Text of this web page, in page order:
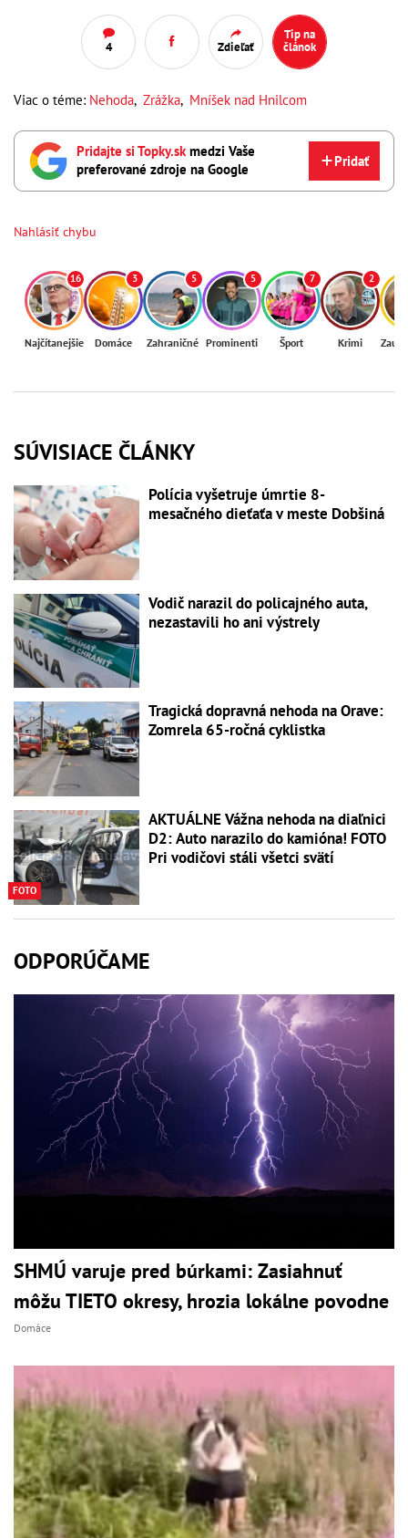
4 Zdieľať
Tip na
článok
Viac o téme: Nehoda, Zrážka, Mníšek nad Hnilcom
Pridajte si Topky.skmedzi Vaše
preferované zdroje na Google
Pridať
Nahlásiť chybu
16
Najčítanejšie
3
Domáce
5
Zahraničné
5
Prominenti
7
Šport
2
Krimi
SÚVISIACE ČLÁNKY
Polícia vyšetruje úmrtie 8-
mesačného dieťaťa v meste Dobšiná
Vodič narazil do policajného auta,
nezastavili ho ani výstrely
Tragická dopravná nehoda na Orave:
Zomrela 65-ročná cyklistka
FOTO
AKTUÁLNE Vážna nehoda na diaľnici
D2: Auto narazilo do kamióna! FOTO
Pri vodičovi stáli všetci svätí
ODPORÚČAME
SHMÚ varuje pred búrkami: Zasiahnuť
môžu TIETO okresy, hrozia lokálne povodne
Domáce